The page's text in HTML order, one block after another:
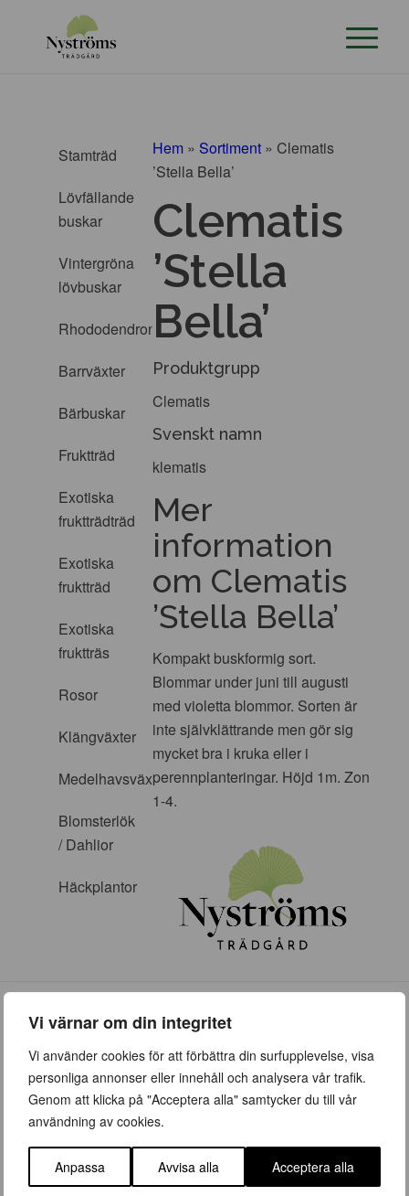
Vi värnar om din integritet
Vi använder cookies för att förbättra din surfupplevelse, visa
personliga annonser eller innehåll och analysera vår trafik.
Genom att klicka på "Acceptera alla" samtycker du till vår
användning av cookies.
Anpassa Avvisa alla Acceptera alla
Stamträd
Lövfällande
buskar
Vintergröna
lövbuskar
Rhododendron
Barrväxter
Bärbuskar
Fruktträd
Exotiska
fruktträdträd
Exotiska
fruktträd
Exotiska
fruktträs
Rosor
Klängväxter
Medelhavsväxter
Blomsterlök
/ Dahlior
Häckplantor
Hem » Sortiment » Clematis
’Stella Bella’
Clematis
’Stella
Bella’
Produktgrupp
Clematis
Svenskt namn
klematis
Mer
information
om Clematis
’Stella Bella’
Kompakt buskformig sort.
Blommar under juni till augusti
med violetta blommor. Sorten är
inte självklättrande men gör sig
mycket bra i kruka eller i
perennplanteringar. Höjd 1m. Zon
1-4.
ÖPPETTIDER
Vår (23 mars – 28 juni)
Vardagar 09:00 – 19:00
Lördag 10:00 – 16:00